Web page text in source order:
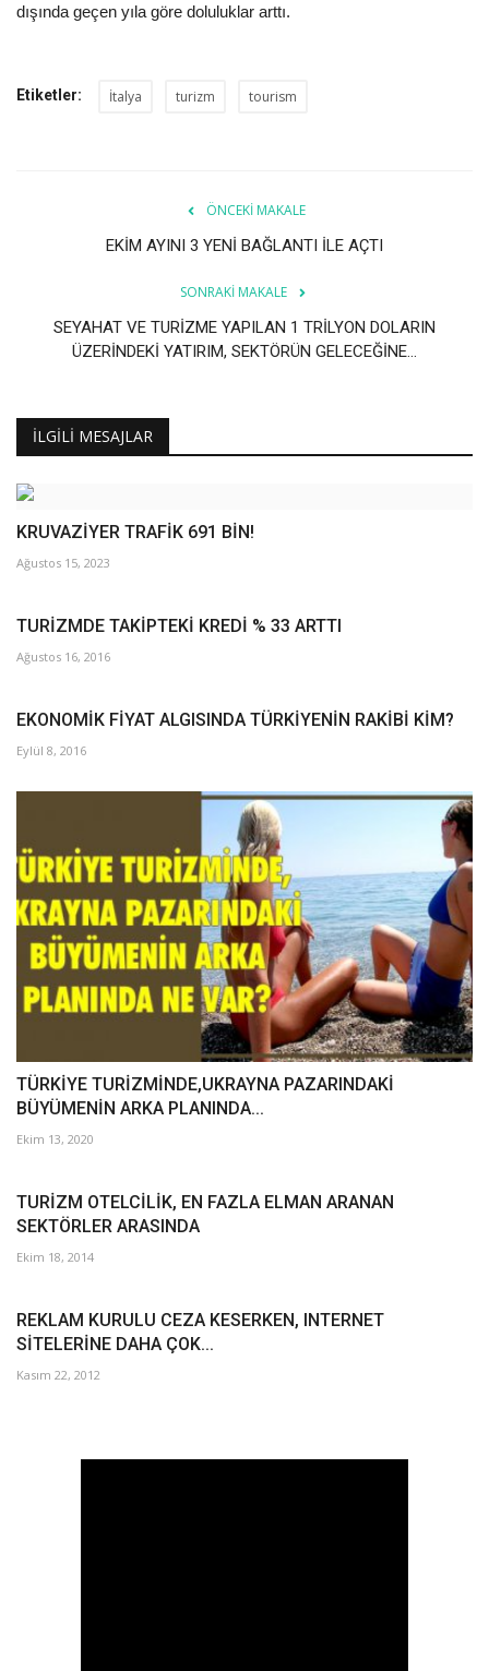
Video Tanıtım
dışında geçen yıla göre doluluklar arttı.
Etiketler: İtalya turizm tourism
ÖNCEKI MAKALE
EKİM AYINI 3 YENİ BAĞLANTI İLE AÇTI
SONRAKI MAKALE
SEYAHAT VE TURİZME YAPILAN 1 TRİLYON DOLARIN
ÜZERİNDEKİ YATIRIM, SEKTÖRÜN GELECEĞİNE...
İLGILI MESAJLAR
KRUVAZİYER TRAFİK 691 BİN!
Ağustos 15, 2023
TURİZMDE TAKİPTEKİ KREDİ % 33 ARTTI
Ağustos 16, 2016
EKONOMİK FİYAT ALGISINDA TÜRKİYENİN RAKİBİ KİM?
Eylül 8, 2016
TÜRKİYE TURİZMİNDE,UKRAYNA PAZARINDAKİ
BÜYÜMENİN ARKA PLANINDA...
Ekim 13, 2020
TURİZM OTELCİLİK, EN FAZLA ELMAN ARANAN
SEKTÖRLER ARASINDA
Ekim 18, 2014
REKLAM KURULU CEZA KESERKEN, INTERNET
SİTELERİNE DAHA ÇOK...
Kasım 22, 2012